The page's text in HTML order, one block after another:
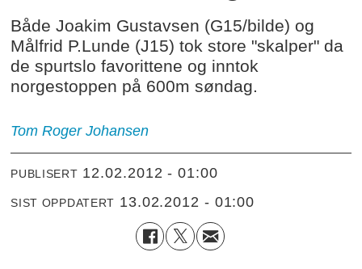
Både Joakim Gustavsen (G15/bilde) og
Målfrid P.Lunde (J15) tok store "skalper" da
de spurtslo favorittene og inntok
norgestoppen på 600m søndag.
Tom Roger Johansen
PUBLISERT 12.02.2012 - 01:00
SIST OPPDATERT 13.02.2012 - 01:00